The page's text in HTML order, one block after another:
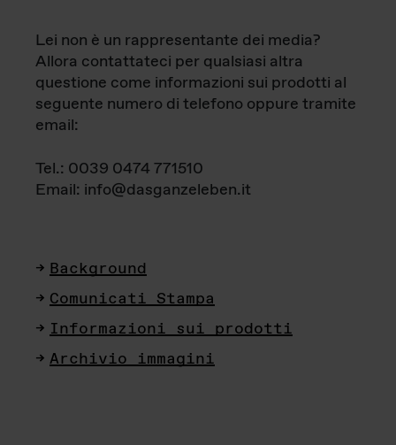
Lei non è un rappresentante dei media?
Allora contattateci per qualsiasi altra
questione come informazioni sui prodotti al
seguente numero di telefono oppure tramite
email:
Tel.: 0039 0474 771510
Email: info@dasganzeleben.it
Background
Comunicati Stampa
Informazioni sui prodotti
Archivio immagini